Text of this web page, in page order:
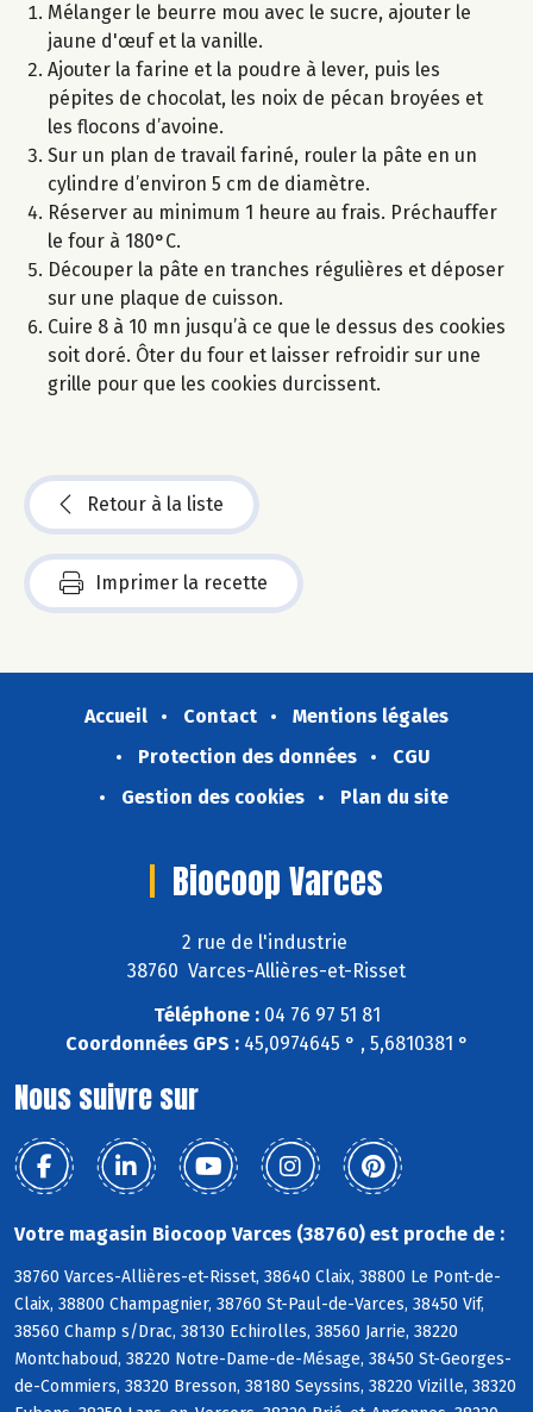
Mélanger le beurre mou avec le sucre, ajouter le
jaune d'œuf et la vanille.
Ajouter la farine et la poudre à lever, puis les
pépites de chocolat, les noix de pécan broyées et
les flocons d’avoine.
Sur un plan de travail fariné, rouler la pâte en un
cylindre d’environ 5 cm de diamètre.
Réserver au minimum 1 heure au frais. Préchauffer
le four à 180°C.
Découper la pâte en tranches régulières et déposer
sur une plaque de cuisson.
Cuire 8 à 10 mn jusqu’à ce que le dessus des cookies
soit doré. Ôter du four et laisser refroidir sur une
grille pour que les cookies durcissent.
Retour à la liste
Imprimer la recette
Accueil Contact
Mentions légales
Protection des données
CGU
Gestion des cookies
Plan du site
Biocoop Varces
2 rue de l'industrie
38760 Varces-Allières-et-Risset
Téléphone :04 76 97 51 81
Coordonnées GPS :45,0974645 ° , 5,6810381 °
Nous suivre sur
Votre magasin Biocoop Varces (38760) est proche de :
38760 Varces-Allières-et-Risset, 38640 Claix, 38800 Le Pont-de-
Claix, 38800 Champagnier, 38760 St-Paul-de-Varces, 38450 Vif,
38560 Champ s/Drac, 38130 Echirolles, 38560 Jarrie, 38220
Montchaboud, 38220 Notre-Dame-de-Mésage, 38450 St-Georges-
de-Commiers, 38320 Bresson, 38180 Seyssins, 38220 Vizille, 38320